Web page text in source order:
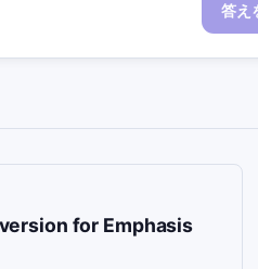
答え
for Emphasis